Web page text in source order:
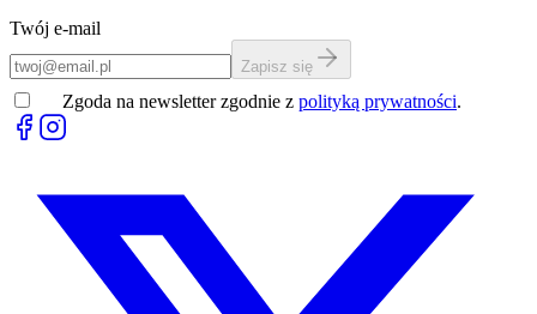
Twój e-mail
Zapisz się
Zgoda na newsletter zgodnie z polityką prywatności.